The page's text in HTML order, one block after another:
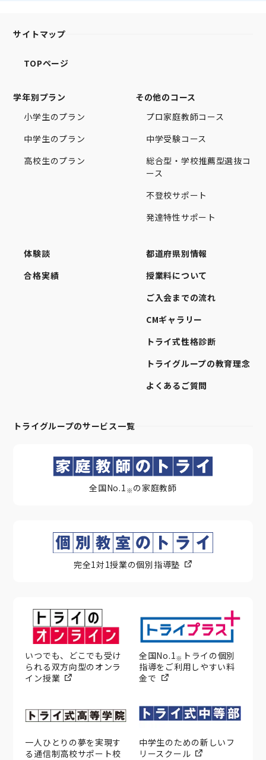
サイトマップ
TOPページ
学年別プラン
小学生のプラン
中学生のプラン
高校生のプラン
その他のコース
プロ家庭教師コース
中学受験コース
総合型・学校推薦型選抜コ
ース
不登校サポート
発達特性サポート
体験談
合格実績
都道府県別情報
授業料について
ご入会までの流れ
CMギャラリー
トライ式性格診断
トライグループの教育理念
よくあるご質問
トライグループのサービス一覧
全国No.1 ※ の家庭教師
完全1対1授業の個別指導塾
いつでも、どこでも受け
られる双方向型のオンラ
イン授業
全国No.1※ トライの個別
指導をご利用しやすい料
金で
一人ひとりの夢を実現す
る通信制高校サポート校
中学生のための新しいフ
リースクール